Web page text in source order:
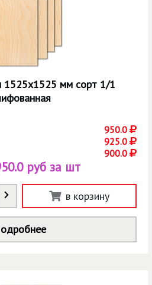
мм сорт 1/1
950.0
925.0
900.0
руб за шт
в корзину